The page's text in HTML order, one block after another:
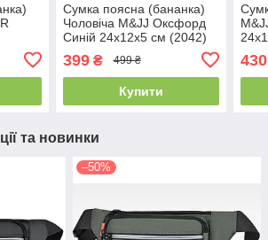
Сумка поясна (бананка)
Чоловіча M&JJ Оксфорд
Синій 24х12х5 см (2042)
399₴ 499 ₴
Купити
430
та новинки
–50%